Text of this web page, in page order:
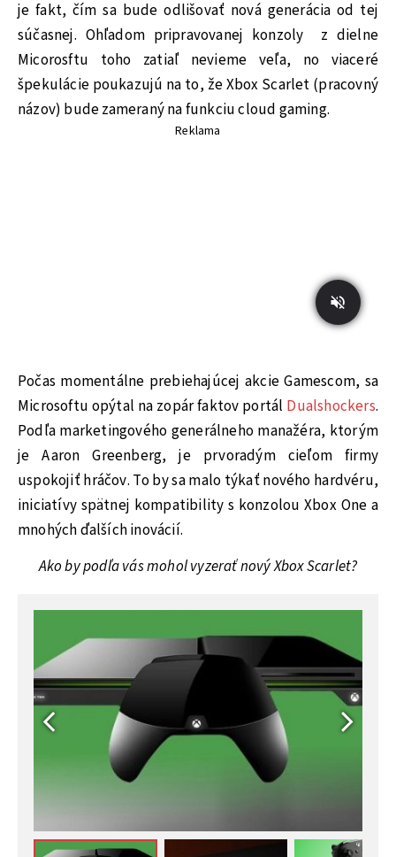
je fakt, čím sa bude odlišovať nová generácia od tej
súčasnej. Ohľadom pripravovanej konzoly z dielne
Micorosftu toho zatiaľ nevieme veľa, no viaceré
špekulácie poukazujú na to, že Xbox Scarlet (pracovný
názov) bude zameraný na funkciu cloud gaming.
Reklama
Počas momentálne prebiehajúcej akcie Gamescom, sa
Microsoftu opýtal na zopár faktov portál Dualshockers.
Podľa marketingového generálneho manažéra, ktorým
je Aaron Greenberg, je prvoradým cieľom firmy
uspokojiť hráčov. To by sa malo týkať nového hardvéru,
iniciatívy spätnej kompatibility s konzolou Xbox One a
mnohých ďalších inovácií.
Ako by podľa vás mohol vyzerať nový Xbox Scarlet?